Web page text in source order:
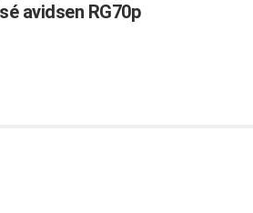
avidsen RG70p